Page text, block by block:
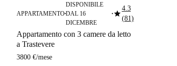
APPARTAMENTO■
DISPONIBILE
DAL 16
DICEMBRE
■star4.3
(81)
Appartamento con 3 camere da letto
a Trastevere
3800 €/mese